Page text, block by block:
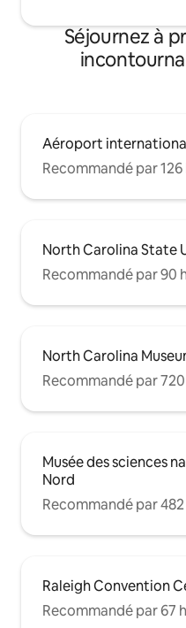
Séjournez à
Aéroport
Recommandé par
North Carolina State
Recommandé par 90
North Carolina
Recommandé par
Musée des sciences
Nord
Recommandé par
Raleigh Convention
Recommandé par 67